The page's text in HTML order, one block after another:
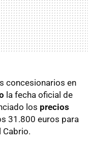
concesionarios en
la fecha oficial de
los precios
31.800 euros para
Cabrio.